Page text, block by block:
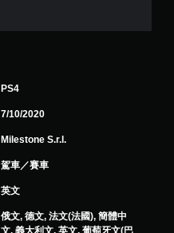
PS4
7/10/2020
Milestone S.r.l.
駕車／賽車
英文
俄文, 德文, 法文(法國), 簡體中
文, 義大利文, 英文, 葡萄牙文(巴